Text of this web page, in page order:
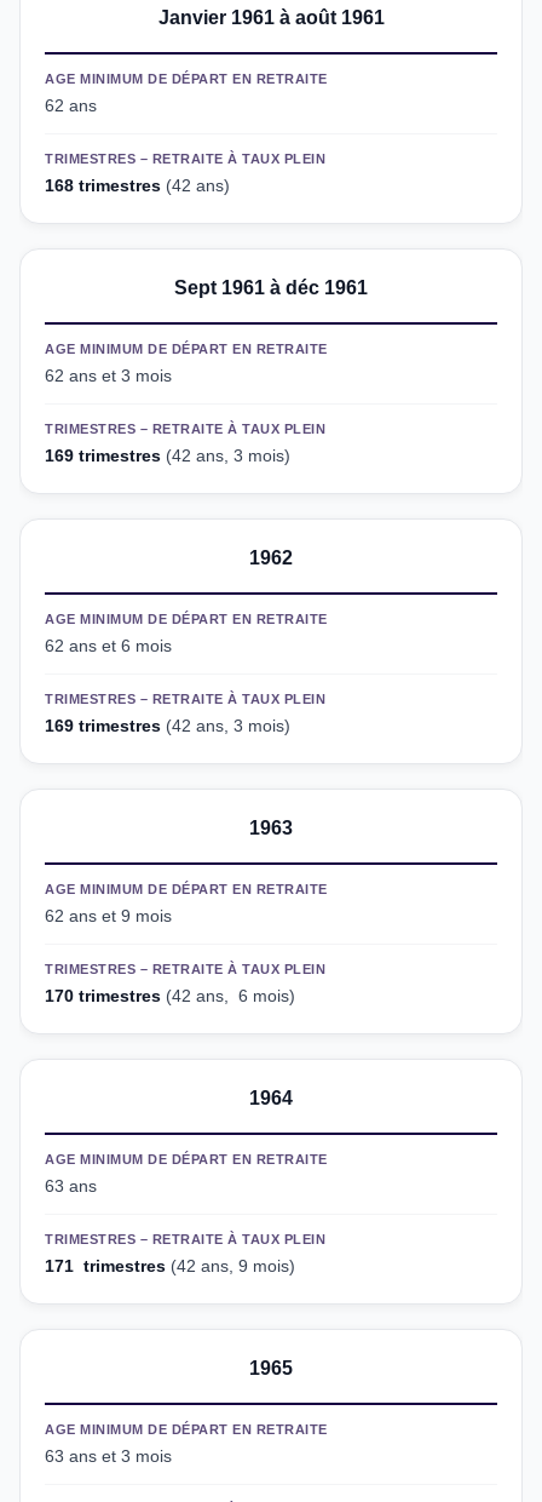
Janvier 1961 à août 1961
AGE MINIMUM DE DÉPART EN RETRAITE
62 ans
TRIMESTRES – RETRAITE À TAUX PLEIN
168 trimestres (42 ans)
Sept 1961 à déc 1961
AGE MINIMUM DE DÉPART EN RETRAITE
62 ans et 3 mois
TRIMESTRES – RETRAITE À TAUX PLEIN
169 trimestres (42 ans, 3 mois)
1962
AGE MINIMUM DE DÉPART EN RETRAITE
62 ans et 6 mois
TRIMESTRES – RETRAITE À TAUX PLEIN
169 trimestres (42 ans, 3 mois)
1963
AGE MINIMUM DE DÉPART EN RETRAITE
62 ans et 9 mois
TRIMESTRES – RETRAITE À TAUX PLEIN
170 trimestres (42 ans, 6 mois)
1964
AGE MINIMUM DE DÉPART EN RETRAITE
63 ans
TRIMESTRES – RETRAITE À TAUX PLEIN
171 trimestres (42 ans, 9 mois)
1965
AGE MINIMUM DE DÉPART EN RETRAITE
63 ans et 3 mois